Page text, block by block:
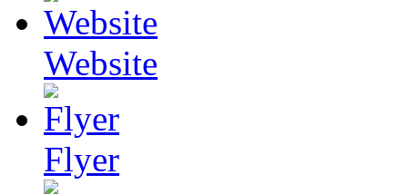
Website
Flyer